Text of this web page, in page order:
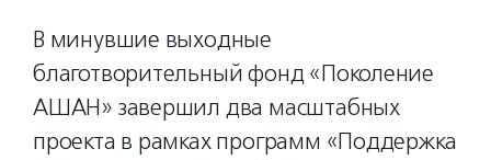
В минувшие выходные
благотворительный фонд «Поколение
АШАН» завершил два масштабных
проекта в рамках программ «Поддержка